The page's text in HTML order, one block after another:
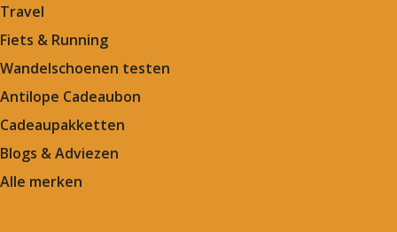
Travel
Fiets & Running
Wandelschoenen testen
Antilope Cadeaubon
Cadeaupakketten
Blogs & Adviezen
Alle merken